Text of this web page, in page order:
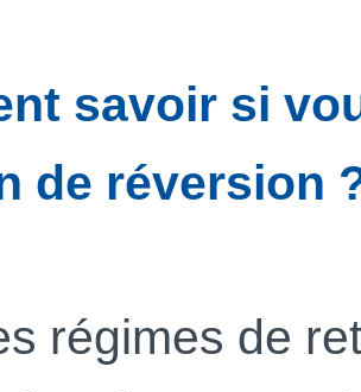
savoir si
de réversion
régimes de